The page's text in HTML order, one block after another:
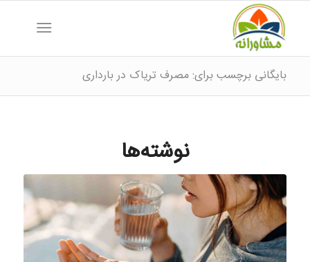
بایگانی برچسب برای: مصرف تریاک در بارداری
نوشته‌ها